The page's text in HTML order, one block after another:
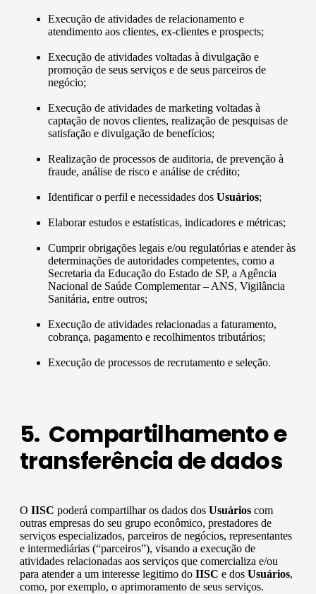
Execução de atividades de relacionamento e
atendimento aos clientes, ex-clientes e prospects;
Execução de atividades voltadas à divulgação e
promoção de seus serviços e de seus parceiros de
negócio;
Execução de atividades de marketing voltadas à
captação de novos clientes, realização de pesquisas de
satisfação e divulgação de benefícios;
Realização de processos de auditoria, de prevenção à
fraude, análise de risco e análise de crédito;
Identificar o perfil e necessidades dos Usuários;
Elaborar estudos e estatísticas, indicadores e métricas;
Cumprir obrigações legais e/ou regulatórias e atender às
determinações de autoridades competentes, como a
Secretaria da Educação do Estado de SP, a Agência
Nacional de Saúde Complementar – ANS, Vigilância
Sanitária, entre outros;
Execução de atividades relacionadas a faturamento,
cobrança, pagamento e recolhimentos tributários;
Execução de processos de recrutamento e seleção.
5. Compartilhamento e
transferência de dados
O IISC poderá compartilhar os dados dos Usuários com
outras empresas do seu grupo econômico, prestadores de
serviços especializados, parceiros de negócios, representantes
e intermediárias (“parceiros”), visando a execução de
atividades relacionadas aos serviços que comercializa e/ou
para atender a um interesse legitimo do IISC e dos Usuários,
como, por exemplo, o aprimoramento de seus serviços.